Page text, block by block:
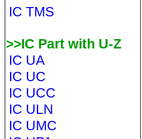
IC TMS
>>IC Part with U-Z
IC UA
IC UC
IC UCC
IC ULN
IC UMC